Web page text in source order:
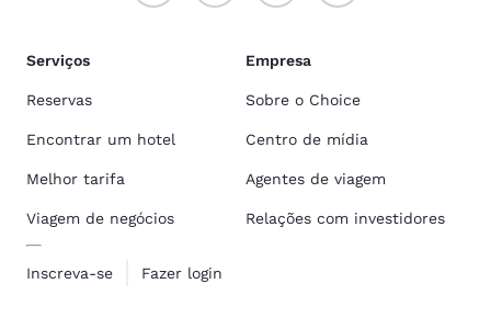
Serviços
Reservas
Encontrar um hotel
Melhor tarifa
Viagem de negócios
Inscreva-se Fazer login
Empresa
Sobre o Choice
Centro de mídia
Agentes de viagem
Relações com investidores